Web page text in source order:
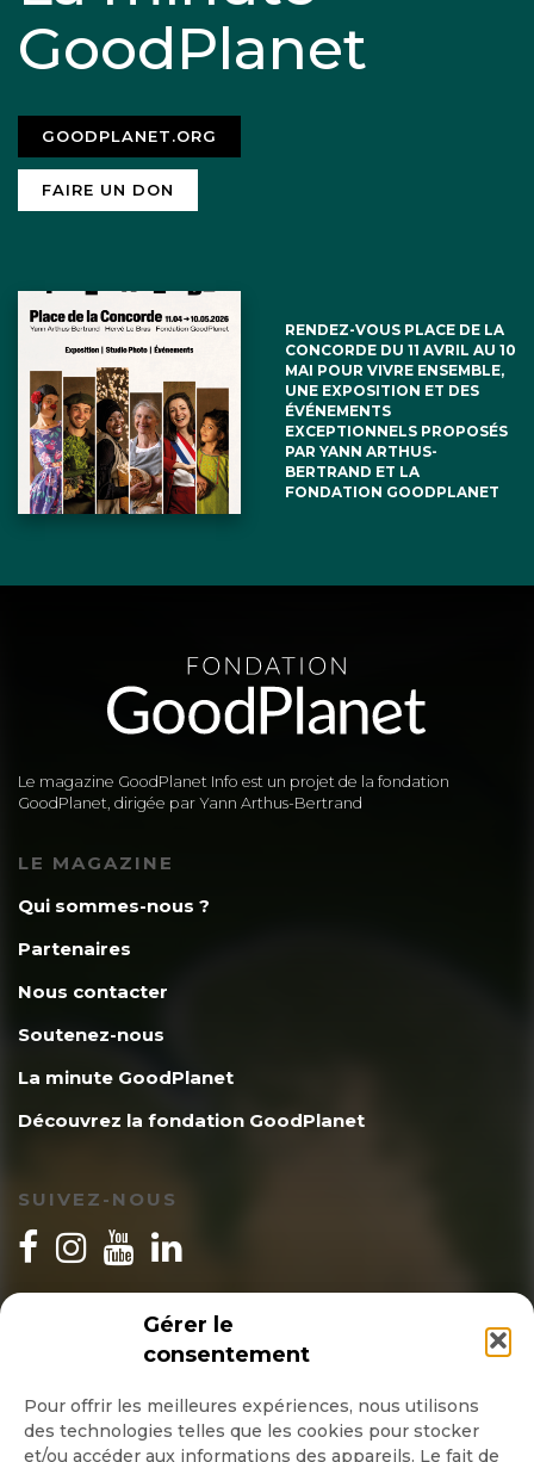
Gérer le
consentement
Pour offrir les meilleures expériences, nous utilisons
des technologies telles que les cookies pour stocker
et/ou accéder aux informations des appareils. Le fait de
GoodPlanet
GOODPLANET.ORG
FAIRE UN DON
RENDEZ-VOUS PLACE DE LA
CONCORDE DU 11 AVRIL AU 10
MAI POUR VIVRE ENSEMBLE,
UNE EXPOSITION ET DES
ÉVÉNEMENTS
EXCEPTIONNELS PROPOSÉS
PAR YANN ARTHUS-
BERTRAND ET LA
FONDATION GOODPLANET
Le magazine GoodPlanet Info est un projet de la fondation
GoodPlanet, dirigée par Yann Arthus-Bertrand
LE MAGAZINE
Qui sommes-nous ?
Partenaires
Nous contacter
Soutenez-nous
La minute GoodPlanet
Découvrez la fondation GoodPlanet
SUIVEZ-NOUS
INSCRIPTION NEWSLETTER
Quotidienne